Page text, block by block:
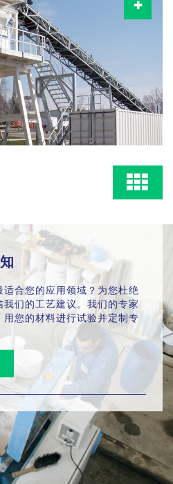
用配备圆形搅拌槽的 BHS 双卧轴
制铬硬铸件合金制成的瓷砖铺贴
料的搅拌，提供专门的密封空气
适合您的应用领域？为您杜绝
我们的工艺建议。我们的专家
用您的材料进行试验并定制专